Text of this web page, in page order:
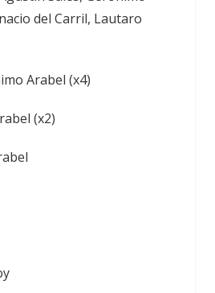
del Carril, Lautaro
Arabel (x4)
(x2)